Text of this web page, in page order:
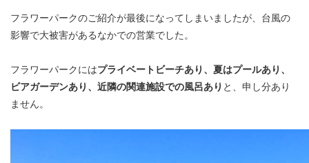
フラワーパークのご紹介が最後になってしまいましたが、台風の
影響で大被害があるなかでの営業でした。
フラワーパークにはプライベートビーチあり、夏はプールあり、
ビアガーデンあり、近隣の関連施設での風呂あり と、申し分あり
ません。